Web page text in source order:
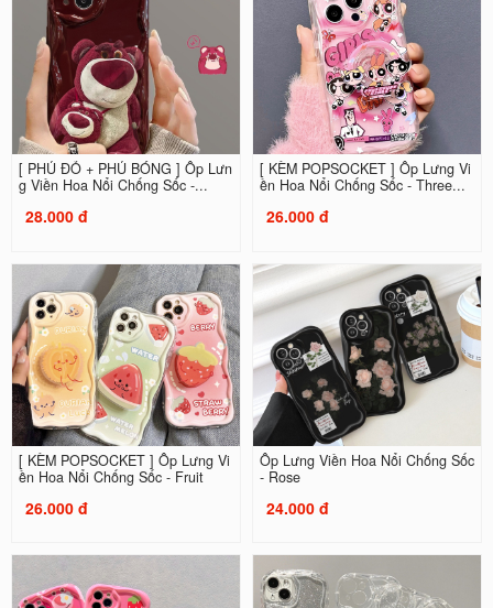
[ PHỦ ĐỎ + PHỦ BÓNG ] Ốp Lưn
g Viền Hoa Nổi Chống Sốc -...
28.000 đ
[ KÈM POPSOCKET ] Ốp Lưng Vi
ền Hoa Nổi Chống Sốc - Three...
26.000 đ
[ KÈM POPSOCKET ] Ốp Lưng Vi
ền Hoa Nổi Chống Sốc - Fruit
26.000 đ
Ốp Lưng Viền Hoa Nổi Chống Sốc
- Rose
24.000 đ